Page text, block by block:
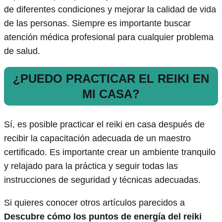
de diferentes condiciones y mejorar la calidad de vida
de las personas. Siempre es importante buscar
atención médica profesional para cualquier problema
de salud.
¿PUEDO PRACTICAR EL REIKI EN
MI CASA?
Sí, es posible practicar el reiki en casa después de
recibir la capacitación adecuada de un maestro
certificado. Es importante crear un ambiente tranquilo
y relajado para la práctica y seguir todas las
instrucciones de seguridad y técnicas adecuadas.
Si quieres conocer otros artículos parecidos a
Descubre cómo los puntos de energía del reiki